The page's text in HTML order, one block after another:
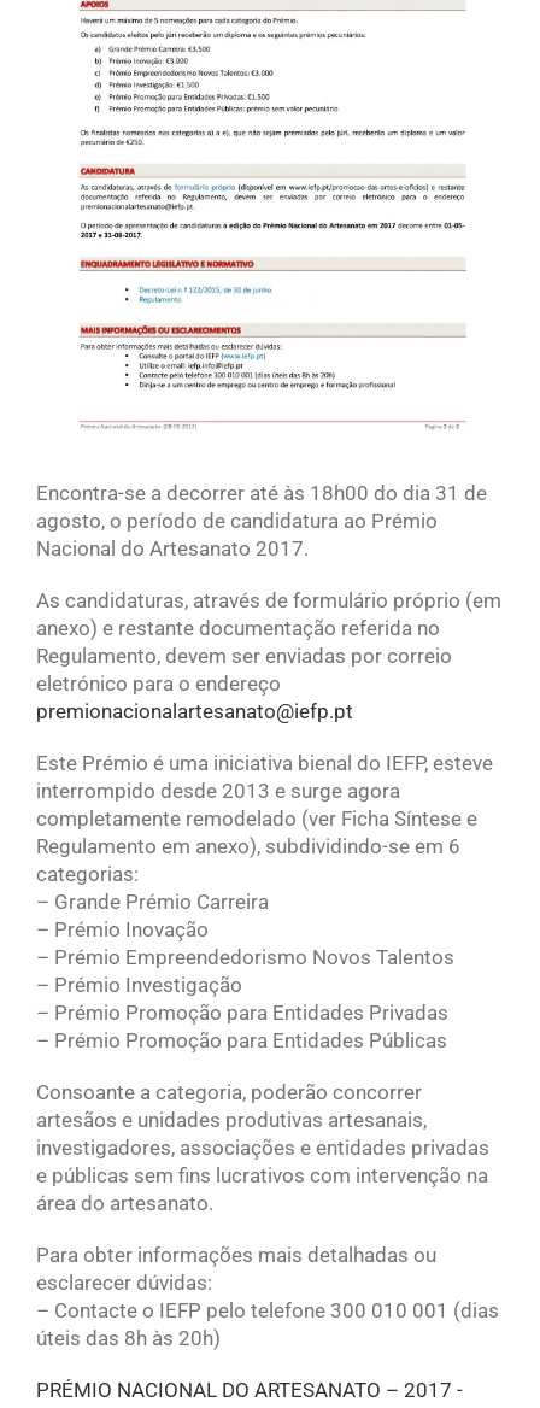
Encontra-se a decorrer até às 18h00 do dia 31 de
agosto, o período de candidatura ao Prémio
Nacional do Artesanato 2017.
As candidaturas, através de formulário próprio (em
anexo) e restante documentação referida no
Regulamento, devem ser enviadas por correio
eletrónico para o endereço
premionacionalartesanato@iefp.pt
Este Prémio é uma iniciativa bienal do IEFP, esteve
interrompido desde 2013 e surge agora
completamente remodelado (ver Ficha Síntese e
Regulamento em anexo), subdividindo-se em 6
categorias:
– Grande Prémio Carreira
– Prémio Inovação
– Prémio Empreendedorismo Novos Talentos
– Prémio Investigação
– Prémio Promoção para Entidades Privadas
– Prémio Promoção para Entidades Públicas
Consoante a categoria, poderão concorrer
artesãos e unidades produtivas artesanais,
investigadores, associações e entidades privadas
e públicas sem fins lucrativos com intervenção na
área do artesanato.
Para obter informações mais detalhadas ou
esclarecer dúvidas:
– Contacte o IEFP pelo telefone 300 010 001 (dias
úteis das 8h às 20h)
PRÉMIO NACIONAL DO ARTESANATO – 2017 -